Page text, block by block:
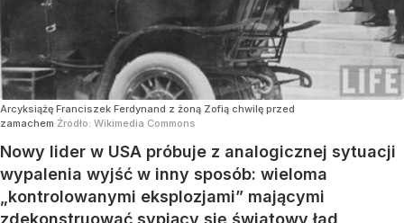
Arcyksiążę Franciszek Ferdynand z żoną Zofią chwilę przed
zamachem Źródło: Wikimedia Commons
Nowy lider w USA próbuje z analogicznej sytuacji
wypalenia wyjść w inny sposób: wieloma
„kontrolowanymi eksplozjami” mającymi
zdekonstruować sypiący się światowy ład